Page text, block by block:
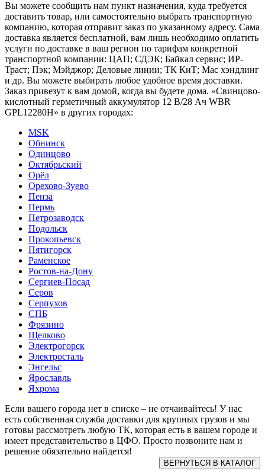
Вы можете сообщить нам пункт назначения, куда требуется
доставить товар, или самостоятельно выбрать транспортную
компанию, которая отправит заказ по указанному адресу. Сама
доставка является бесплатной, вам лишь необходимо оплатить
услуги по доставке в ваш регион по тарифам конкретной
транспортной компании: ЦАП; СДЭК; Байкал сервис; ИР-
Траст; Пэк; Мэйджор; Деловые линии; ТК КиТ; Мас хэндлинг
и др. Вы можете выбирать любое удобное время доставки.
Заказ привезут к вам домой, когда вы будете дома. «Свинцово-
кислотный герметичный аккумулятор 12 В/28 Ач WBR
GPL12280H» в других городах:
MSK
Обнинск
Одинцово
Октябрьский
Орёл
Орехово-Зуево
Пенза
Пермь
Петрозаводск
Подольск
Прокопьевск
Пятигорск
Раменское
Ростов-на-Дону
Сергиев-Посад
Серов
Серпухов
СПБ
Фрязино
Щелково
Электрогорск
Электросталь
Энгельс
Ярославль
Яхрома
Если вашего города нет в списке – не отчаивайтесь! У нас
есть собственная служба доставки для крупных грузов и мы
готовы рассмотреть любую ТК, которая есть в вашем городе и
имеет представительство в ЦФО. Просто позвоните нам и
решение обязательно найдется!